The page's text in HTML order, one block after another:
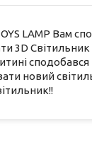
LAMP Вам
3D
новий